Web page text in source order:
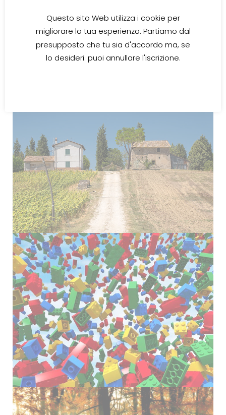
Questo sito Web utilizza i cookie per
migliorare la tua esperienza. Partiamo dal
presupposto che tu sia d'accordo ma, se
lo desideri. puoi annullare l'iscrizione.